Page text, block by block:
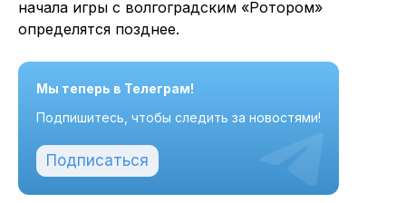
начала игры с волгоградским «Ротором»
определятся позднее.
Мы теперь в Телеграм!
Подпишитесь, чтобы следить за новостями!
Подписаться